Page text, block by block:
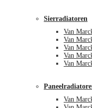
Sierradiatoren
Van
Van
Van
Van
Van
Van